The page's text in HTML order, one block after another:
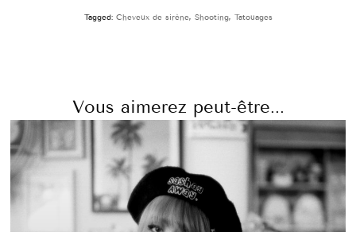
Tagged: Cheveux de sirène, Shooting, Tatouages
Vous aimerez peut-être...